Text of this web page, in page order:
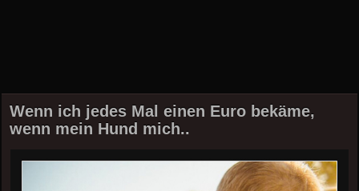
Wenn ich jedes Mal einen Euro bekäme,
wenn mein Hund mich..